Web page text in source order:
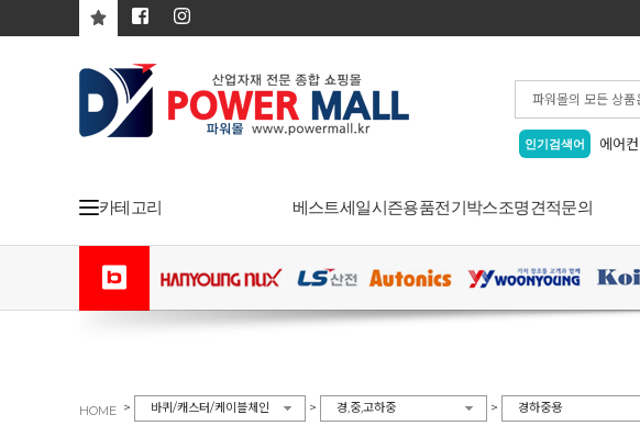
인기검색어 에어컨
카테고리 베스트세일시즌용품전기박스조명견적문의
HOME > 바퀴/캐스터/케이블체인 > 경,중,고하중 > 경하중용